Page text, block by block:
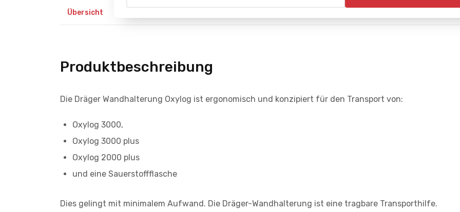
Übersicht
Produktbeschreibung
Die Dräger Wandhalterung Oxylog ist ergonomisch und konzipiert für den Transport von:
Oxylog 3000,
Oxylog 3000 plus
Oxylog 2000 plus
und eine Sauerstoffflasche
Dies gelingt mit minimalem Aufwand. Die Dräger-Wandhalterung ist eine tragbare Transporthilfe.